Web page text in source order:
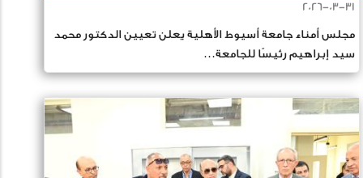
2026-03-31
مجلس أمناء جامعة أسيوط الأهلية يعلن تعيين الدكتور محمد
سيد إبراهيم رئيسًا للجامعة…